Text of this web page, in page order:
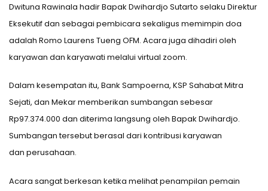
Dwituna Rawinala hadir Bapak Dwihardjo Sutarto selaku Direktur
Eksekutif dan sebagai pembicara sekaligus memimpin doa
adalah Romo Laurens Tueng OFM. Acara juga dihadiri oleh
karyawan dan karyawati melalui virtual zoom.
Dalam kesempatan itu, Bank Sampoerna, KSP Sahabat Mitra
Sejati, dan Mekar memberikan sumbangan sebesar
Rp97.374.000 dan diterima langsung oleh Bapak Dwihardjo.
Sumbangan tersebut berasal dari kontribusi karyawan
dan perusahaan.
Acara sangat berkesan ketika melihat penampilan pemain